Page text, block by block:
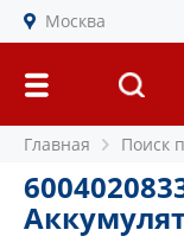
Москва
Главная Поиск